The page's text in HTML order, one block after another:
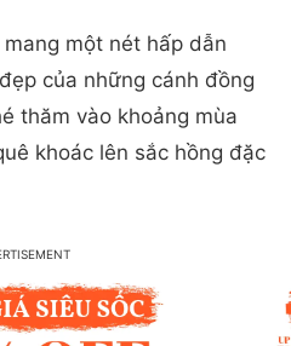
một nét hấp dẫn
của những cánh đồng
thăm vào khoảng mùa
khoác lên sắc hồng đặc